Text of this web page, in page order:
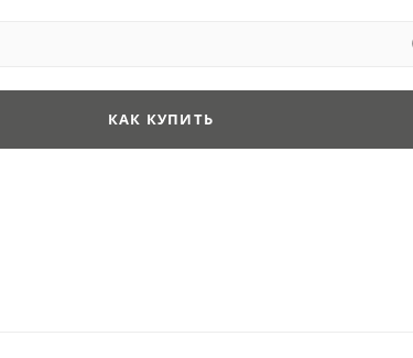
КАК КУПИТЬ